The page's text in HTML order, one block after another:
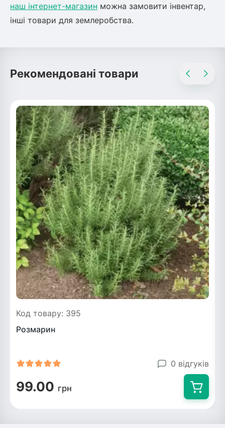
наш інтернет-магазин можна замовити інвентар,
інші товари для землеробства.
Рекомендовані товари
Код товару: 395
Розмарин
0 відгуків
99.00 грн